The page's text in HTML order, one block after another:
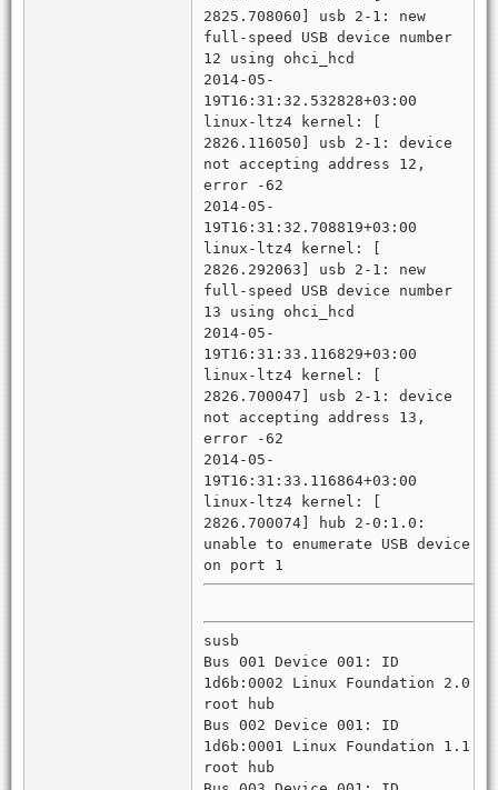
2825.708060] usb 2-1: new
full-speed USB device number
12 using ohci_hcd
2014-05-
19T16:31:32.532828+03:00
linux-ltz4 kernel: [
2826.116050] usb 2-1: device
not accepting address 12,
error -62
2014-05-
19T16:31:32.708819+03:00
linux-ltz4 kernel: [
2826.292063] usb 2-1: new
full-speed USB device number
13 using ohci_hcd
2014-05-
19T16:31:33.116829+03:00
linux-ltz4 kernel: [
2826.700047] usb 2-1: device
not accepting address 13,
error -62
2014-05-
19T16:31:33.116864+03:00
linux-ltz4 kernel: [
2826.700074] hub 2-0:1.0:
unable to enumerate USB device
on port 1
susb
Bus 001 Device 001: ID
1d6b:0002 Linux Foundation 2.0
root hub
Bus 002 Device 001: ID
1d6b:0001 Linux Foundation 1.1
root hub